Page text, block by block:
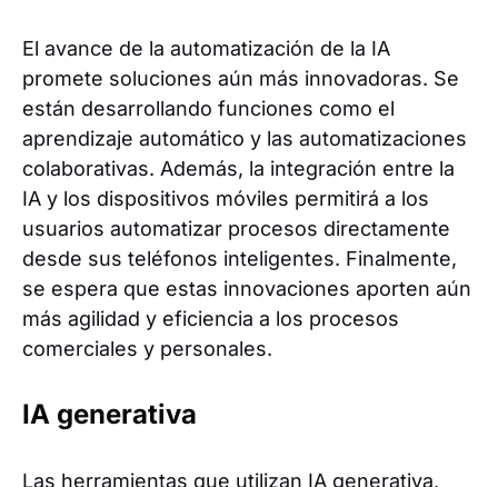
El avance de la automatización de la IA
promete soluciones aún más innovadoras. Se
están desarrollando funciones como el
aprendizaje automático y las automatizaciones
colaborativas. Además, la integración entre la
IA y los dispositivos móviles permitirá a los
usuarios automatizar procesos directamente
desde sus teléfonos inteligentes. Finalmente,
se espera que estas innovaciones aporten aún
más agilidad y eficiencia a los procesos
comerciales y personales.
IA generativa
Las herramientas que utilizan IA generativa,